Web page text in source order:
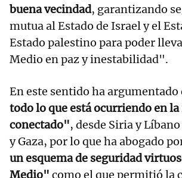
buena vecindad, garantizando
mutua al Estado de Israel y el
Estado palestino para poder
Medio en paz y inestabilidad".
En este sentido ha argumentado
todo lo que está ocurriendo en
conectado", desde Siria y
y Gaza, por lo que ha abogado
un esquema de seguridad
Medio" como el que permitió la